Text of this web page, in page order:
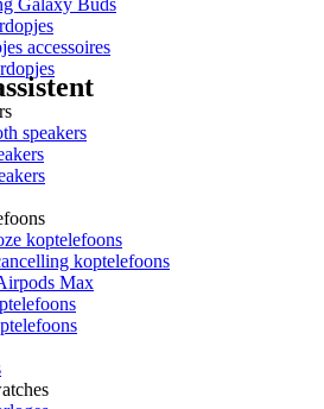
Galaxy Buds
accessoires
speakers
koptelefoons
koptelefoons
Max